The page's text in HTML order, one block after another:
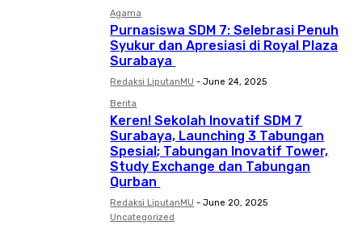
Agama
Purnasiswa SDM 7: Selebrasi Penuh
Syukur dan Apresiasi di Royal Plaza
Surabaya
Redaksi LiputanMU - June 24, 2025
Berita
Keren! Sekolah Inovatif SDM 7
Surabaya, Launching 3 Tabungan
Spesial; Tabungan Inovatif Tower,
Study Exchange dan Tabungan
Qurban
Redaksi LiputanMU - June 20, 2025
Uncategorized